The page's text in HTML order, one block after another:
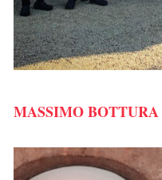
MASSIMO BOTTURA